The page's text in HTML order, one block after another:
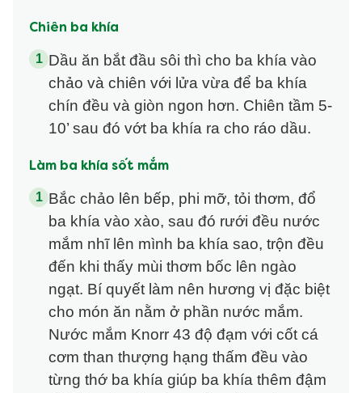
Chiên ba khía
Dầu ăn bắt đầu sôi thì cho ba khía vào
chảo và chiên với lửa vừa để ba khía
chín đều và giòn ngon hơn. Chiên tầm 5-
10’ sau đó vớt ba khía ra cho ráo dầu.
Làm ba khía sốt mắm
Bắc chảo lên bếp, phi mỡ, tỏi thơm, đổ
ba khía vào xào, sau đó rưới đều nước
mắm nhĩ lên mình ba khía sao, trộn đều
đến khi thấy mùi thơm bốc lên ngào
ngạt. Bí quyết làm nên hương vị đặc biệt
cho món ăn nằm ở phần nước mắm.
Nước mắm Knorr 43 độ đạm với cốt cá
cơm than thượng hạng thấm đều vào
từng thớ ba khía giúp ba khía thêm đậm